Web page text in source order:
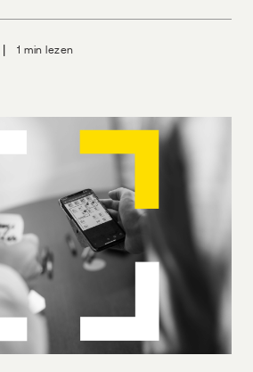
1 min lezen